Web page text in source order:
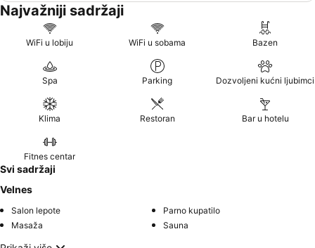
Najvažniji sadržaji
WiFi u lobiju WiFi u sobama Bazen
Spa Parking Dozvoljeni kućni ljubimci
Klima Restoran Bar u hotelu
Fitnes centar
Svi sadržaji
Velnes
Salon lepote
Parno kupatilo
Masaža
Sauna